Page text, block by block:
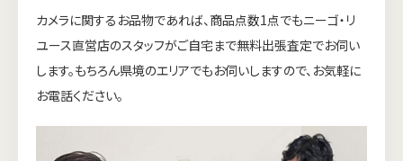
カメラに関するお品物であれば、商品点数1点でもニーゴ・リ
ユース直営店のスタッフがご自宅まで無料出張査定でお伺い
します。もちろん県境のエリアでもお伺いしますので、お気軽に
お電話ください。